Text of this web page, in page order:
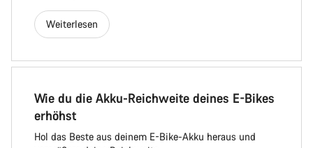
Weiterlesen
Wie du die Akku-Reichweite deines E-Bikes
erhöhst
Hol das Beste aus deinem E-Bike-Akku heraus und